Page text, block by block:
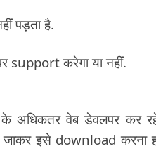
पड़ता है.
करेगा या नहीं.
के अधिकतर वेब डेवलपर कर
इसे download करना